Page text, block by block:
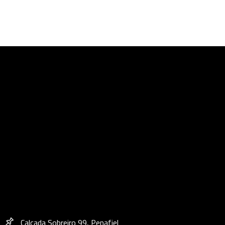
Calçada Sobreiro 99, Penafiel